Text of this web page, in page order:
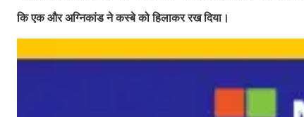
कि एक और अग्निकांड ने कस्बे को हिलाकर रख दिया।